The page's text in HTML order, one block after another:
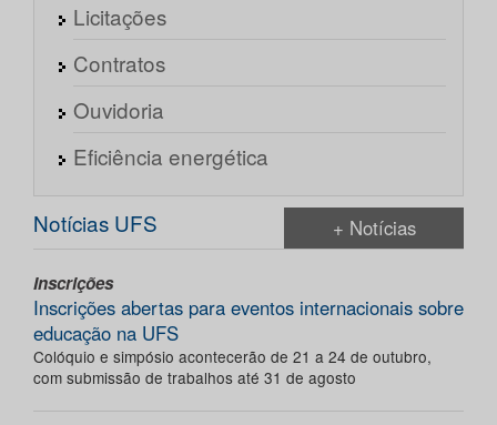
Licitações
Contratos
Ouvidoria
Eficiência energética
Notícias UFS + Notícias
Inscrições
Inscrições abertas para eventos internacionais sobre
educação na UFS
Colóquio e simpósio acontecerão de 21 a 24 de outubro,
com submissão de trabalhos até 31 de agosto